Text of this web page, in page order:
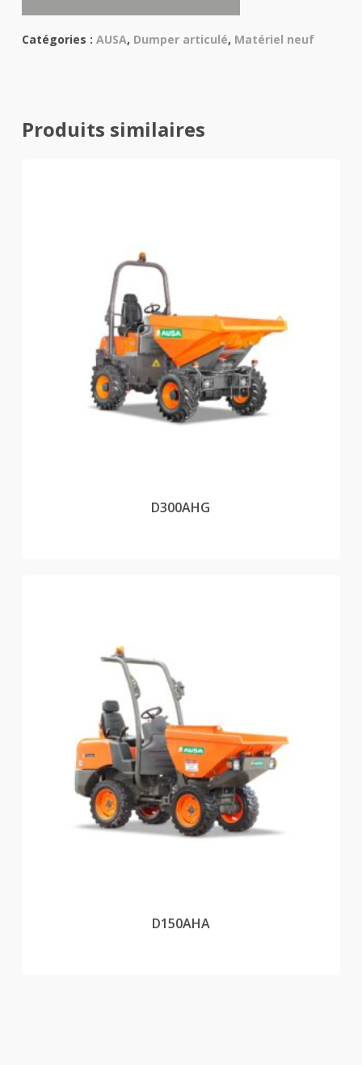
Catégories : AUSA, Dumper articulé, Matériel neuf
Produits similaires
D300AHG
D150AHA